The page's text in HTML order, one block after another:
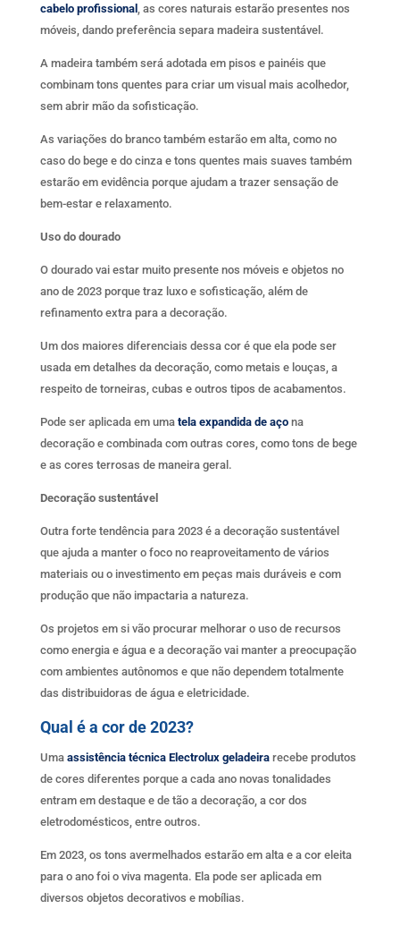
cabelo profissional , as cores naturais estarão presentes nos
móveis, dando preferência separa madeira sustentável.
A madeira também será adotada em pisos e painéis que
combinam tons quentes para criar um visual mais acolhedor,
sem abrir mão da sofisticação.
As variações do branco também estarão em alta, como no
caso do bege e do cinza e tons quentes mais suaves também
estarão em evidência porque ajudam a trazer sensação de
bem-estar e relaxamento.
Uso do dourado
O dourado vai estar muito presente nos móveis e objetos no
ano de 2023 porque traz luxo e sofisticação, além de
refinamento extra para a decoração.
Um dos maiores diferenciais dessa cor é que ela pode ser
usada em detalhes da decoração, como metais e louças, a
respeito de torneiras, cubas e outros tipos de acabamentos.
Pode ser aplicada em uma tela expandida de açona
decoração e combinada com outras cores, como tons de bege
e as cores terrosas de maneira geral.
Decoração sustentável
Outra forte tendência para 2023 é a decoração sustentável
que ajuda a manter o foco no reaproveitamento de vários
materiais ou o investimento em peças mais duráveis e com
produção que não impactaria a natureza.
Os projetos em si vão procurar melhorar o uso de recursos
como energia e água e a decoração vai manter a preocupação
com ambientes autônomos e que não dependem totalmente
das distribuidoras de água e eletricidade.
Qual é a cor de 2023?
Uma assistência técnica Electrolux geladeirarecebe produtos
de cores diferentes porque a cada ano novas tonalidades
entram em destaque e de tão a decoração, a cor dos
eletrodomésticos, entre outros.
Em 2023, os tons avermelhados estarão em alta e a cor eleita
para o ano foi o viva magenta. Ela pode ser aplicada em
diversos objetos decorativos e mobílias.